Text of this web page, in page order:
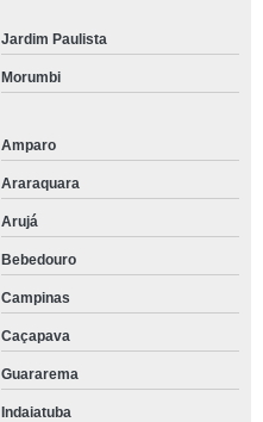
Jardim Paulista
Morumbi
Amparo
Araraquara
Arujá
Bebedouro
Campinas
Caçapava
Guararema
Indaiatuba